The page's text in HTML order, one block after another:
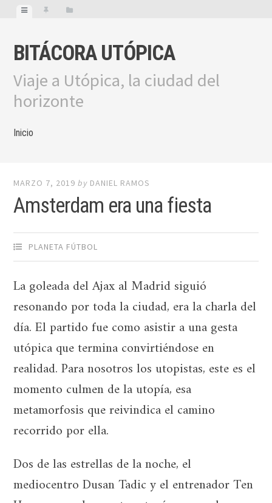
BITÁCORA UTÓPICA
Viaje a Utópica, la ciudad del
horizonte
Inicio
MARZO 7, 2019 by DANIEL RAMOS
Amsterdam era una fiesta
PLANETA FÚTBOL
La goleada del Ajax al Madrid siguió
resonando por toda la ciudad, era la charla del
día. El partido fue como asistir a una gesta
utópica que termina convirtiéndose en
realidad. Para nosotros los utopistas, este es el
momento culmen de la utopía, esa
metamorfosis que reivindica el camino
recorrido por ella.
Dos de las estrellas de la noche, el
mediocentro Dusan Tadic y el entrenador Ten